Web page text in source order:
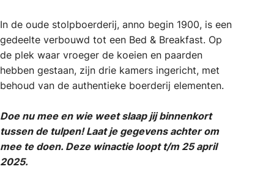
In de oude stolpboerderij, anno begin 1900, is een
gedeelte verbouwd tot een Bed & Breakfast. Op
de plek waar vroeger de koeien en paarden
hebben gestaan, zijn drie kamers ingericht, met
behoud van de authentieke boerderij elementen.
Doe nu mee en wie weet slaap jij binnenkort
tussen de tulpen! Laat je gegevens achter om
mee te doen. Deze winactie loopt t/m 25 april
2025.